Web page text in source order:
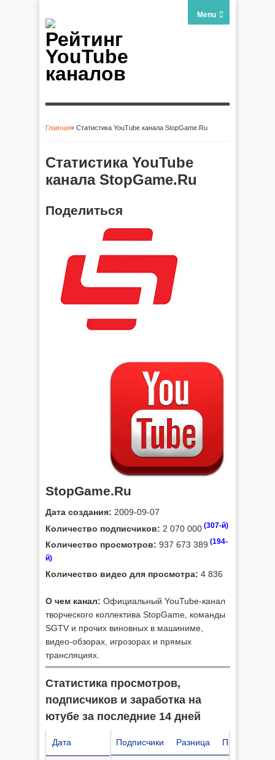
Рейтинг
YouTube
каналов
Menu
Главная» Статистика YouTube канала StopGame.Ru
Статистика YouTube
канала StopGame.Ru
Поделиться
StopGame.Ru
Дата создания: 2009-09-07
Количество подписчиков: 2 070 000 (307-й)
Количество просмотров: 937 673 389 (194-
й)
Количество видео для просмотра: 4 836
О чем канал: Официальный YouTube-канал
творческого коллектива StopGame, команды
SGTV и прочих виновных в машиниме,
видео-обзорах, игрозорах и прямых
трансляциях.
Статистика просмотров,
подписчиков и заработка на
ютубе за последние 14 дней
Подписчики Разница Просмотров
Дата